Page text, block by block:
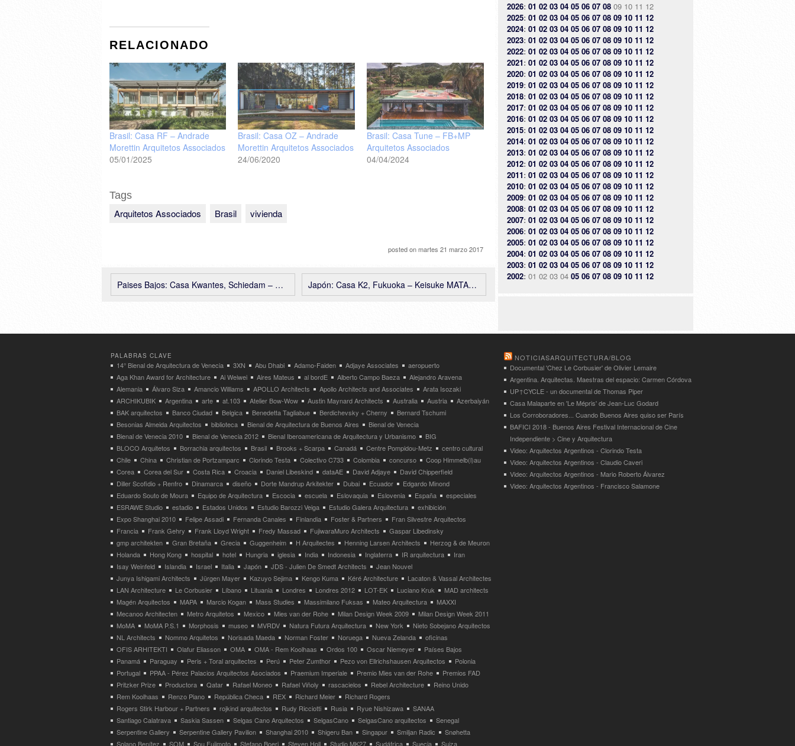
RELACIONADO
Brasil: Casa RF – Andrade
Morettin Arquitetos Associados
05/01/2025
Brasil: Casa OZ – Andrade
Morettin Arquitetos Associados
24/06/2020
Brasil: Casa Tune – FB+MP
Arquitetos Associados
04/04/2024
Tags
Arquitetos Associados Brasil vivienda
posted onmartes 21 marzo 2017
Japón: Casa K2, Fukuoka – Keisuke MATAKI + MANI Architect Office
Paises Bajos: Casa Kwantes, Schiedam – MVRDV
2026: 01 02 03 04 05 06 07 08 09 10 11 12
2025: 01 02 03 04 05 06 07 08 09 10 11 12
2024: 01 02 03 04 05 06 07 08 09 10 11 12
2023: 01 02 03 04 05 06 07 08 09 10 11 12
2022: 01 02 03 04 05 06 07 08 09 10 11 12
2021: 01 02 03 04 05 06 07 08 09 10 11 12
2020: 01 02 03 04 05 06 07 08 09 10 11 12
2019: 01 02 03 04 05 06 07 08 09 10 11 12
2018: 01 02 03 04 05 06 07 08 09 10 11 12
2017: 01 02 03 04 05 06 07 08 09 10 11 12
2016: 01 02 03 04 05 06 07 08 09 10 11 12
2015: 01 02 03 04 05 06 07 08 09 10 11 12
2014: 01 02 03 04 05 06 07 08 09 10 11 12
2013: 01 02 03 04 05 06 07 08 09 10 11 12
2012: 01 02 03 04 05 06 07 08 09 10 11 12
2011: 01 02 03 04 05 06 07 08 09 10 11 12
2010: 01 02 03 04 05 06 07 08 09 10 11 12
2009: 01 02 03 04 05 06 07 08 09 10 11 12
2008: 01 02 03 04 05 06 07 08 09 10 11 12
2007: 01 02 03 04 05 06 07 08 09 10 11 12
2006: 01 02 03 04 05 06 07 08 09 10 11 12
2005: 01 02 03 04 05 06 07 08 09 10 11 12
2004: 01 02 03 04 05 06 07 08 09 10 11 12
2003: 01 02 03 04 05 06 07 08 09 10 11 12
2002: 01 02 03 04 05 06 07 08 09 10 11 12
PALABRAS CLAVE
14° Bienal de Arquitectura de Venecia 3XN Abu Dhabi Adamo-Faiden Adjaye Associates
aeropuerto
Aga Khan Award for Architecture
Ai Weiwei Aires Mateus al bordE Alberto Campo Baeza
Alejandro Aravena
Alemania
Álvaro Siza Amancio Williams APOLLO Architects Apollo Architects and Associates
Arata Isozaki
ARCHIKUBIK
Argentina arte at.103 Atelier Bow-Wow Austin Maynard Architects Australia Austria
Azerbaiyán
BAK arquitectos
Banco Ciudad Belgica Benedetta Tagliabue Berdichevsky + Cherny
Bernard Tschumi
Besonias Almeida Arquitectos
biblioteca Bienal de Arquitectura de Buenos Aires
Bienal de Venecia
Bienal de Venecia 2010
Bienal de Venecia 2012 Bienal Iberoamericana de Arquitectura y Urbanismo
BIG
BLOCO Arquitetos
Borrachia arquitectos Brasil Brooks + Scarpa Canadá Centre Pompidou-Metz
centro cultural
Chile
China Christian de Portzamparc Clorindo Testa Colectivo C733 Colombia concurso
Coop Himmelb(l)au
Corea
Corea del Sur Costa Rica Croacia Daniel Libeskind dataAE David Adjaye
David Chipperfield
Diller Scofidio + Renfro
Dinamarca diseño Dorte Mandrup Arkitekter Dubai Ecuador
Edgardo Minond
Eduardo Souto de Moura
Equipo de Arquitectura Escocia escuela Eslovaquia Eslovenia España
especiales
ESRAWE Studio
estadio Estados Unidos Estudio Barozzi Veiga Estudio Galera Arquitectura
exhibición
Expo Shanghai 2010
Felipe Assadi Fernanda Canales Finlandia Foster & Partners
Fran Silvestre Arquitectos
Francia
Frank Gehry Frank Lloyd Wright Fredy Massad FujiwaraMuro Architects
Gaspar Libedinsky
gmp architekten
Gran Bretaña Grecia Guggenheim H Arquitectes Henning Larsen Architects
Herzog & de Meuron
Holanda
Hong Kong hospital hotel Hungria iglesia India Indonesia Inglaterra IR arquitectura
Iran
Isay Weinfeld
Islandia Israel Italia Japón JDS - Julien De Smedt Architects
Jean Nouvel
Junya Ishigami Architects
Jürgen Mayer Kazuyo Sejima Kengo Kuma Kéré Architecture
Lacaton & Vassal Architectes
LAN Architecture
Le Corbusier Líbano Lituania Londres Londres 2012 LOT-EK Luciano Kruk
MAD architects
Magén Arquitectos
MAPA Marcio Kogan Mass Studies Massimilano Fuksas Mateo Arquitectura
MAXXI
Mecanoo Architecten
Metro Arquitetos Mexico Mies van der Rohe Milan Design Week 2009
Milan Design Week 2011
MoMA
MoMA P.S.1 Morphosis museo MVRDV Natura Futura Arquitectura New York
Nieto Sobejano Arquitectos
NL Architects
Nommo Arquitetos Norisada Maeda Norman Foster Noruega Nueva Zelanda
oficinas
OFIS ARHITEKTI
Olafur Eliasson OMA OMA - Rem Koolhaas Ordos 100 Oscar Niemeyer
Países Bajos
Panamá
Paraguay Peris + Toral arquitectes Perú Peter Zumthor Pezo von Ellrichshausen Arquitectos
Polonia
Portugal
PPAA - Pérez Palacios Arquitectos Asociados Praemium Imperiale Premio Mies van der Rohe
Premios FAD
Pritzker Prize
Productora Qatar Rafael Moneo Rafael Viñoly rascacielos Rebel Architecture
Reino Unido
Rem Koolhaas
Renzo Piano República Checa REX Richard Meier
Richard Rogers
Rogers Stirk Harbour + Partners
rojkind arquitectos Rudy Ricciotti Rusia Ryue Nishizawa
SANAA
Santiago Calatrava
Saskia Sassen Selgas Cano Arquitectos SelgasCano SelgasCano arquitectos
Senegal
Serpentine Gallery
Serpentine Gallery Pavilion Shanghai 2010 Shigeru Ban Singapur Smiljan Radic
Snøhetta
Solano Benítez
SOM Sou Fujimoto Stefano Boeri Steven Holl Studio MK27 Sudáfrica Suecia Suiza
NOTICIASARQUITECTURA/BLOG
Documental 'Chez Le Corbusier' de Olivier Lemaire
Argentina. Arquitectas. Maestras del espacio: Carmen Córdova
UP↑CYCLE - un documental de Thomas Piper
Casa Malaparte en 'Le Mépris' de Jean-Luc Godard
Los Corroboradores... Cuando Buenos Aires quiso ser París
BAFICI 2018 - Buenos Aires Festival Internacional de Cine
Independiente > Cine y Arquitectura
Video: Arquitectos Argentinos - Clorindo Testa
Video: Arquitectos Argentinos - Claudio Caveri
Video: Arquitectos Argentinos - Mario Roberto Álvarez
Video: Arquitectos Argentinos - Francisco Salamone